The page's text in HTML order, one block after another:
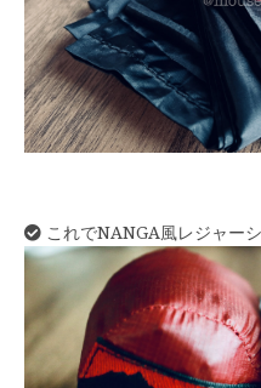
これでNANGA風レジャー